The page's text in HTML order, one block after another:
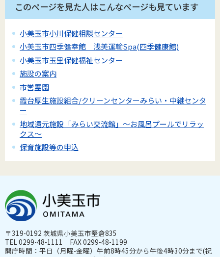
このページを見た人はこんなページも見ています
小美玉市小川保健相談センター
小美玉市四季健幸館 浅美運輸Spa(四季健康館)
小美玉市玉里保健福祉センター
施設の案内
市営霊園
霞台厚生施設組合/クリーンセンターみらい・中継センタ
ー
地域還元施設「みらい交流館」～お風呂プールでリラッ
クス～
保育施設等の申込
〒319-0192 茨城県小美玉市堅倉835
TEL 0299-48-1111 FAX 0299-48-1199
開庁時間：平日（月曜-金曜）午前8時45分から午後4時30分まで(祝